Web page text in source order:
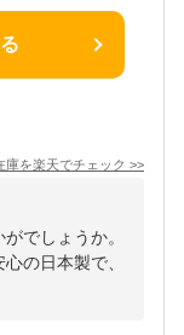
庫を楽天でチェック >>
でしょうか。
の日本製で、